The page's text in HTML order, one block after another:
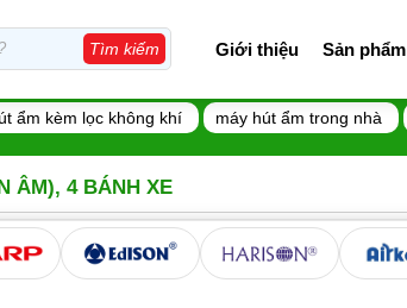
Tìm kiếm Giới thiệu Sản phẩm
ẩm kèm lọc không khí máy hút ẩm trong nhà
ÂM), 4 BÁNH XE